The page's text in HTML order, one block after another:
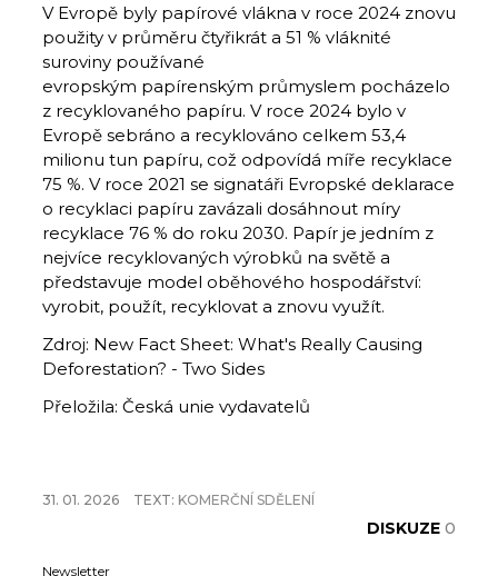
V Evropě byly papírové vlákna v roce 2024 znovu
použity v průměru čtyřikrát a 51 % vláknité
suroviny používané
evropským papírenským průmyslem pocházelo
z recyklovaného papíru. V roce 2024 bylo v
Evropě sebráno a recyklováno celkem 53,4
milionu tun papíru, což odpovídá míře recyklace
75 %. V roce 2021 se signatáři Evropské deklarace
o recyklaci papíru zavázali dosáhnout míry
recyklace 76 % do roku 2030. Papír je jedním z
nejvíce recyklovaných výrobků na světě a
představuje model oběhového hospodářství:
vyrobit, použít, recyklovat a znovu využít.
Zdroj: New Fact Sheet: What's Really Causing
Deforestation? - Two Sides
Přeložila: Česká unie vydavatelů
31. 01. 2026 TEXT: KOMERČNÍ SDĚLENÍ
DISKUZE 0
Newsletter